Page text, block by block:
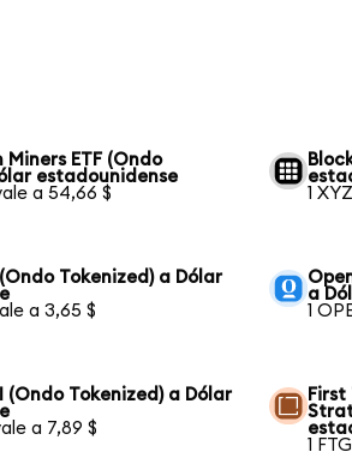
ETF (Ondo
estadounidense
a 54,66 $
1
Tokenized) a Dólar
a 3,65 $
a
1
(Ondo Tokenized) a Dólar
a 7,89 $
1